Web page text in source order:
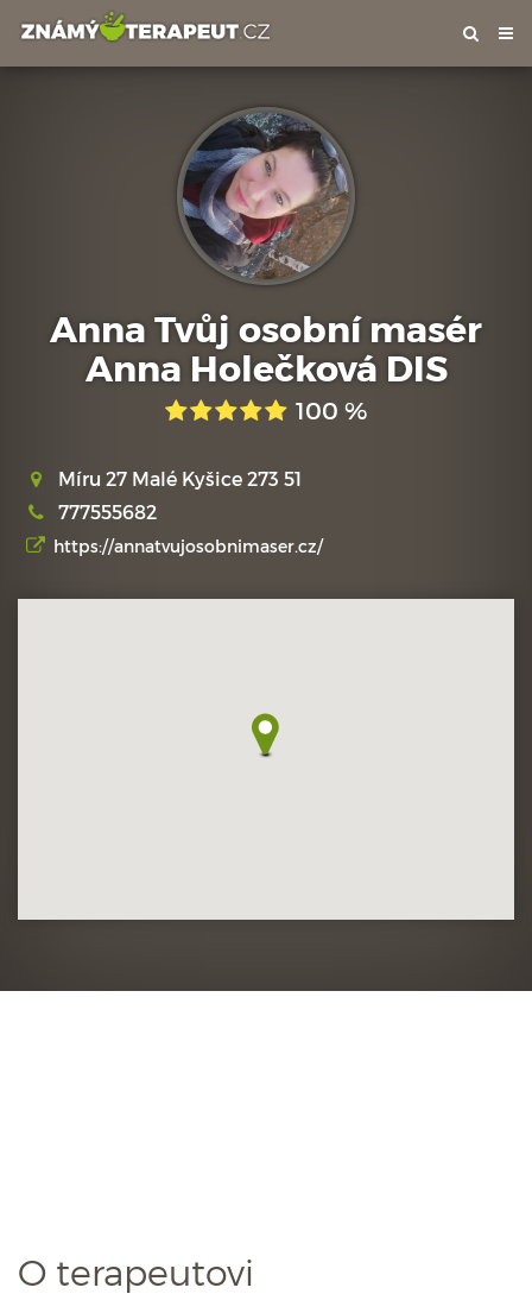
Anna Tvůj osobní masér
Anna Holečková DIS
100 %
Míru 27 Malé Kyšice 273 51
777555682
https://annatvujosobnimaser.cz/
O terapeutovi